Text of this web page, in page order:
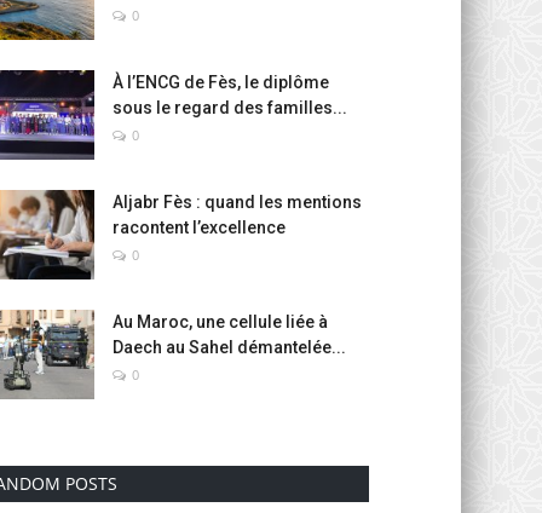
0
À l’ENCG de Fès, le diplôme
sous le regard des familles...
0
Aljabr Fès : quand les mentions
racontent l’excellence
0
Au Maroc, une cellule liée à
Daech au Sahel démantelée...
0
POSTS